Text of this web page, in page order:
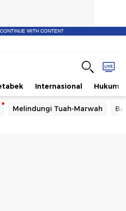
WITH CONTENT
Internasional Hukum
Melindungi Tuah-Marwah